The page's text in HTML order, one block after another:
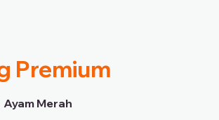
Premium
Ayam Merah